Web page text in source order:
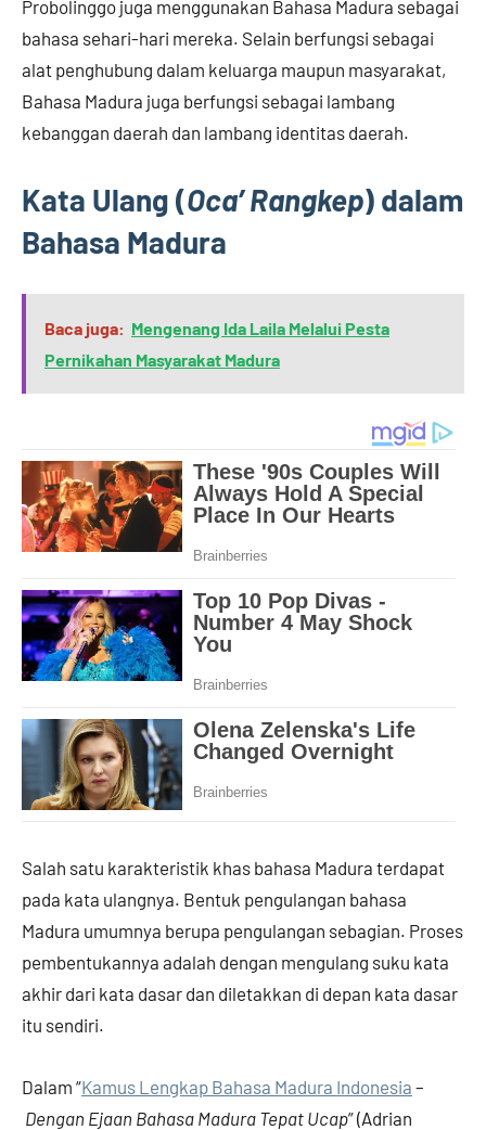
Probolinggo juga menggunakan Bahasa Madura sebagai
bahasa sehari-hari mereka. Selain berfungsi sebagai
alat penghubung dalam keluarga maupun masyarakat,
Bahasa Madura juga berfungsi sebagai lambang
kebanggan daerah dan lambang identitas daerah.
Kata Ulang (Oca’ Rangkep) dalam
Bahasa Madura
Baca juga: Mengenang Ida Laila Melalui Pesta
Pernikahan Masyarakat Madura
Salah satu karakteristik khas bahasa Madura terdapat
pada kata ulangnya. Bentuk pengulangan bahasa
Madura umumnya berupa pengulangan sebagian. Proses
pembentukannya adalah dengan mengulang suku kata
akhir dari kata dasar dan diletakkan di depan kata dasar
itu sendiri.
Dalam “Kamus Lengkap Bahasa Madura Indonesia –
Dengan Ejaan Bahasa Madura Tepat Ucap” (Adrian